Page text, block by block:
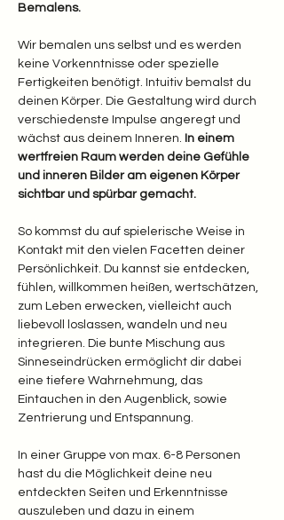
Bemalens.
Wir bemalen uns selbst und es werden
keine Vorkenntnisse oder spezielle
Fertigkeiten benötigt. Intuitiv bemalst du
deinen Körper. Die Gestaltung wird durch
verschiedenste Impulse angeregt und
wächst aus deinem Inneren. In einem
wertfreien Raum werden deine Gefühle
und inneren Bilder am eigenen Körper
sichtbar und spürbar gemacht.
So kommst du auf spielerische Weise in
Kontakt mit den vielen Facetten deiner
Persönlichkeit. Du kannst sie entdecken,
fühlen, willkommen heißen, wertschätzen,
zum Leben erwecken, vielleicht auch
liebevoll loslassen, wandeln und neu
integrieren. Die bunte Mischung aus
Sinneseindrücken ermöglicht dir dabei
eine tiefere Wahrnehmung, das
Eintauchen in den Augenblick, sowie
Zentrierung und Entspannung.
In einer Gruppe von max. 6-8 Personen
hast du die Möglichkeit deine neu
entdeckten Seiten und Erkenntnisse
auszuleben und dazu in einem